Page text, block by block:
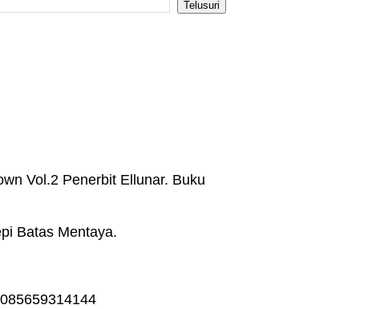
Vol.2 Penerbit Ellunar. Buku
Batas Mentaya.